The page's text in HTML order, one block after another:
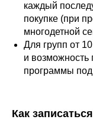
каждый
покупке (при
многодетной
Для групп от
и возможность
программы
Как